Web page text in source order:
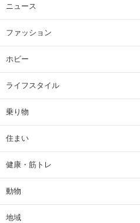
ニュース
ファッション
ホビー
ライフスタイル
乗り物
住まい
健康・筋トレ
動物
地域